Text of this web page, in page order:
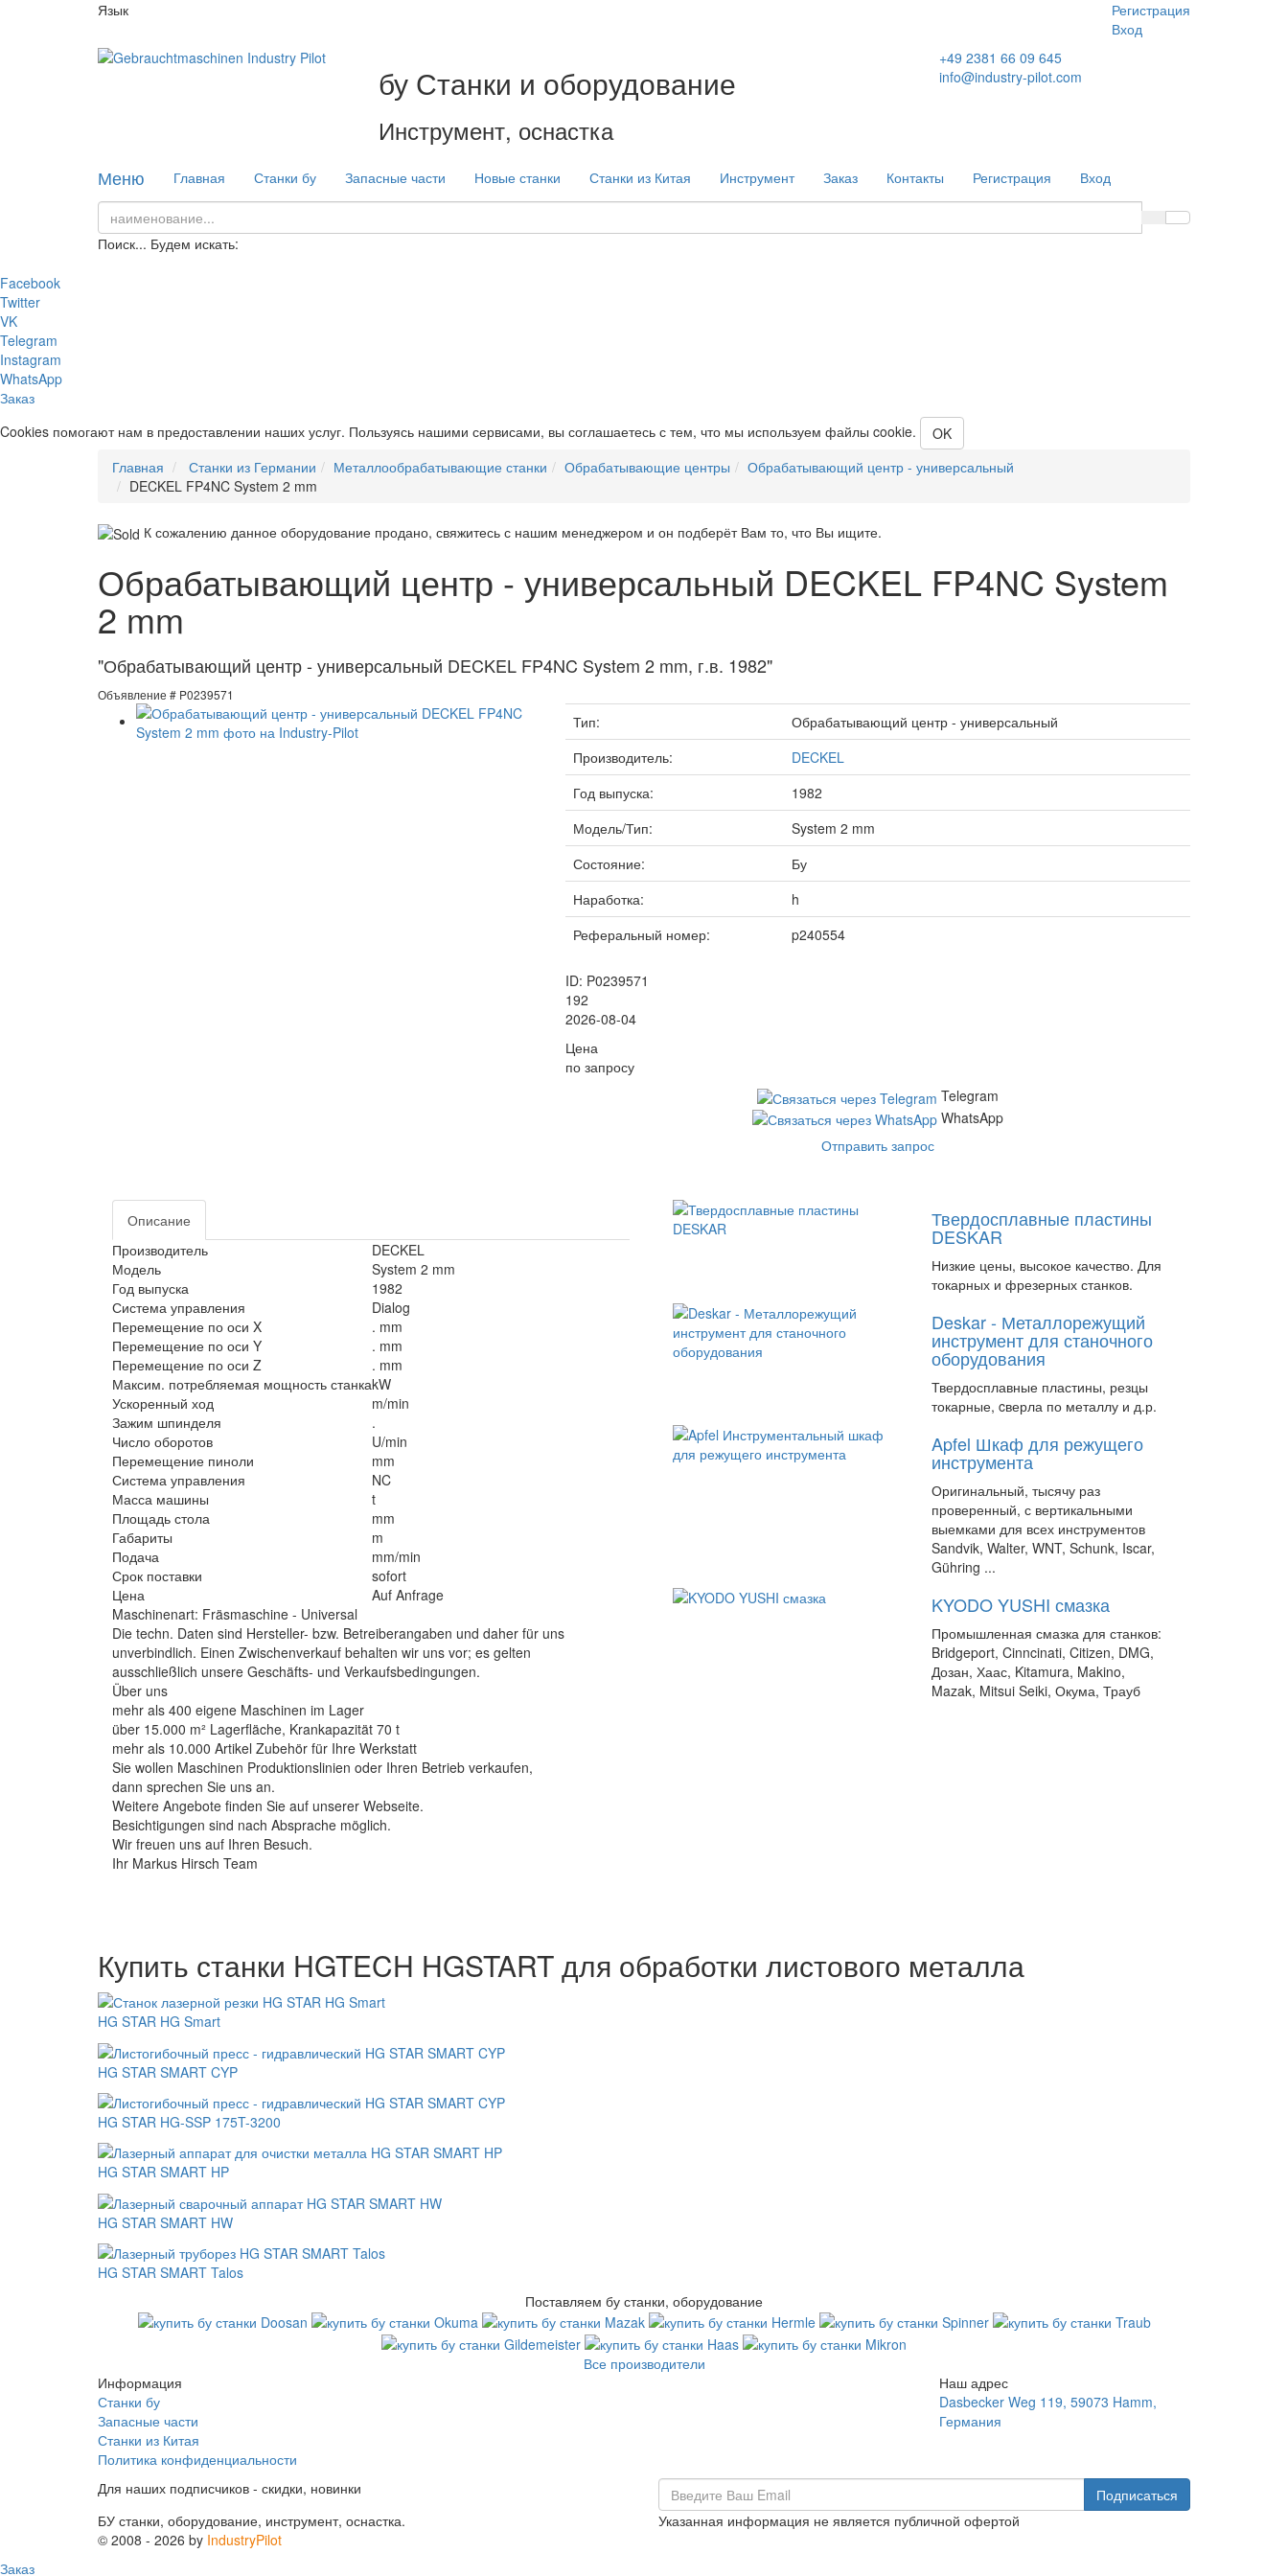
Язык
Регистрация
Вход
бу Станки и оборудование
Инструмент, оснастка
+49 2381 66 09 645
info@industry-pilot.com
Меню Главная Станки бу Запасные части Новые станки Станки из Китая Инструмент Заказ Контакты Регистрация Вход
Поиск... Будем искать:
Facebook
Twitter
VK
Telegram
Instagram
WhatsApp
Заказ
Cookies помогают нам в предоставлении наших услуг. Пользуясь нашими сервисами, вы соглашаетесь с тем, что мы используем файлы cookie.
OK
Главная
Станки из Германии Металлообрабатывающие станки Обрабатывающие центры
Обрабатывающий центр - универсальный
DECKEL FP4NC System 2 mm
К сожалению данное оборудование продано, свяжитесь с нашим менеджером и он подберёт Вам то, что Вы ищите.
Обрабатывающий центр - универсальный DECKEL FP4NC System
2 mm
"Обрабатывающий центр - универсальный DECKEL FP4NC System 2 mm, г.в. 1982"
Объявление # P0239571
Тип:
Обрабатывающий центр - универсальный
Производитель:
DECKEL
Год выпуска:
1982
Модель/Тип:
System 2 mm
Состояние:
Бу
Наработка:
h
Реферальный номер:
p240554
ID: P0239571
192
2026-08-04
Цена
по запросу
Telegram
WhatsApp
Отправить запрос
Описание
Производитель
DECKEL
Модель
System 2 mm
Год выпуска
1982
Система управления
Dialog
Перемещение по оси X
. mm
Перемещение по оси Y
. mm
Перемещение по оси Z
. mm
Максим. потребляемая мощность станкаkW
Ускоренный ход
m/min
Зажим шпинделя
.
Число оборотов
U/min
Перемещение пиноли
mm
Система управления
NC
Масса машины
t
Площадь стола
mm
Габариты
m
Подача
mm/min
Срок поставки
sofort
Цена
Auf Anfrage
Maschinenart: Fräsmaschine - Universal
Die techn. Daten sind Hersteller- bzw. Betreiberangaben und daher für uns
unverbindlich. Einen Zwischenverkauf behalten wir uns vor; es gelten
ausschließlich unsere Geschäfts- und Verkaufsbedingungen.
Über uns
mehr als 400 eigene Maschinen im Lager
über 15.000 m² Lagerfläche, Krankapazität 70 t
mehr als 10.000 Artikel Zubehör für Ihre Werkstatt
Sie wollen Maschinen Produktionslinien oder Ihren Betrieb verkaufen,
dann sprechen Sie uns an.
Weitere Angebote finden Sie auf unserer Webseite.
Besichtigungen sind nach Absprache möglich.
Wir freuen uns auf Ihren Besuch.
Ihr Markus Hirsch Team
Твердосплавные пластины
DESKAR
Низкие цены, высокое качество. Для
токарных и фрезерных станков.
Deskar - Металлорежущий
инструмент для станочного
оборудования
Твердосплавные пластины, резцы
токарные, cверла по металлу и д.р.
Apfel Шкаф для режущего
инструмента
Оригинальный, тысячу раз
проверенный, с вертикальными
выемками для всех инструментов
Sandvik, Walter, WNT, Schunk, Iscar,
Gühring ...
KYODO YUSHI смазка
Промышленная смазка для станков:
Bridgeport, Cinncinati, Citizen, DMG,
Дозан, Хаас, Kitamura, Makino,
Mazak, Mitsui Seiki, Окума, Трауб
Купить станки HGTECH HGSTART для обработки листового металла
HG STAR HG Smart
HG STAR SMART CYP
HG STAR HG-SSP 175T-3200
HG STAR SMART HP
HG STAR SMART HW
HG STAR SMART Talos
Поставляем бу станки, оборудование
Все производители
Информация
Станки бу
Запасные части
Станки из Китая
Политика конфиденциальности
Наш адрес
Dasbecker Weg 119, 59073 Hamm,
Германия
Для наших подписчиков - скидки, новинки
Подписаться
БУ станки, оборудование, инструмент, оснастка.
© 2008 - 2026 by IndustryPilot
Указанная информация не является публичной офертой
Заказ